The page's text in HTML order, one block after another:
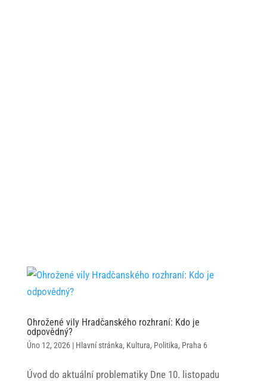
Ohrožené vily Hradčanského rozhraní: Kdo je
odpovědný?
Úno 12, 2026| Hlavní stránka, Kultura, Politika, Praha 6
Úvod do aktuální problematiky Dne 10. listopadu